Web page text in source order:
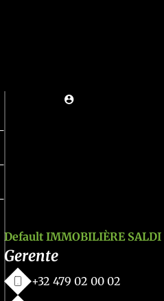
Default IMMOBILIÈRE SALDI
Gerente
+32 479 02 00 02